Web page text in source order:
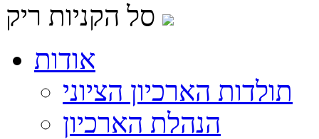
סל הקניות ריק
אודות
תולדות הארכיון הציוני
הנהלת הארכיון